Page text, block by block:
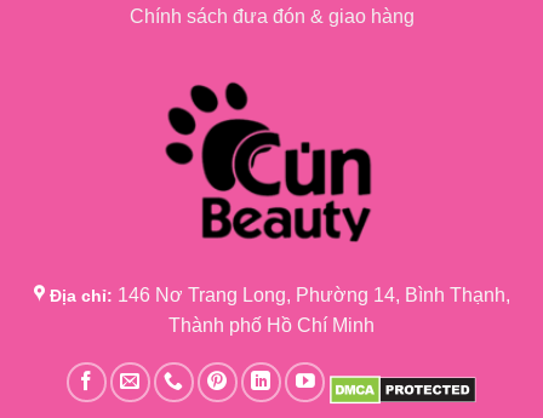
Chính sách đưa đón & giao hàng
Địa chỉ: 146 Nơ Trang Long, Phường 14, Bình Thạnh,
Thành phố Hồ Chí Minh